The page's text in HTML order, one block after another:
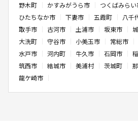
野木町
かすみがうら市 つくばみらい
ひたちなか市
下妻市 五霞町 八千
取手市
古河市 土浦市 坂東市
大洗町
守谷市 小美玉市 常総市
水戸市
河内町 牛久市 石岡市
筑西市
結城市 美浦村 茨城町
龍ケ崎市